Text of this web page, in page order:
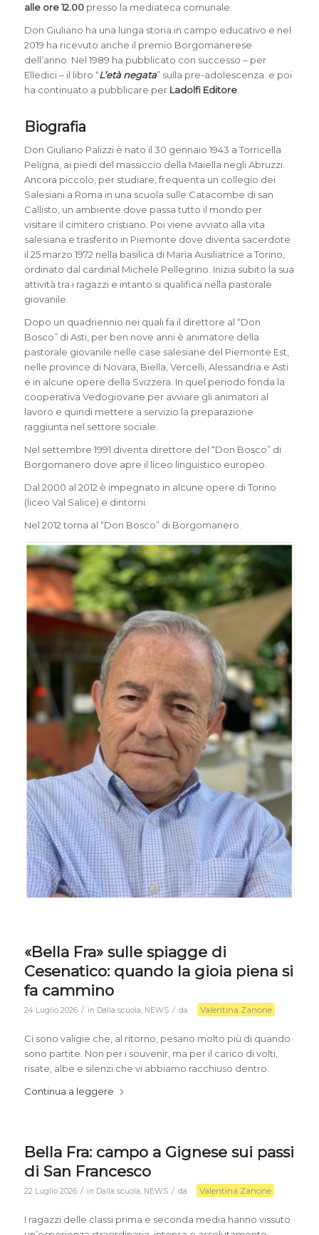
alle ore 12.00presso la mediateca comunale.
Don Giuliano ha una lunga storia in campo educativo e nel
2019 ha ricevuto anche il premio Borgomanerese
dell’anno. Nel 1989 ha pubblicato con successo – per
Elledici – il libro “L’età negata” sulla pre-adolescenza. e poi
ha continuato a pubblicare per Ladolfi Editore.
Biografia
Don Giuliano Palizzi è nato il 30 gennaio 1943 a Torricella
Peligna, ai piedi del massiccio della Maiella negli Abruzzi.
Ancora piccolo, per studiare, frequenta un collegio dei
Salesiani a Roma in una scuola sulle Catacombe di san
Callisto, un ambiente dove passa tutto il mondo per
visitare il cimitero cristiano. Poi viene avviato alla vita
salesiana e trasferito in Piemonte dove diventa sacerdote
il 25 marzo 1972 nella basilica di Maria Ausiliatrice a Torino,
ordinato dal cardinal Michele Pellegrino. Inizia subito la sua
attività tra i ragazzi e intanto si qualifica nella pastorale
giovanile.
Dopo un quadriennio nei quali fa il direttore al “Don
Bosco” di Asti, per ben nove anni è animatore della
pastorale giovanile nelle case salesiane del Piemonte Est,
nelle province di Novara, Biella, Vercelli, Alessandria e Asti
e in alcune opere della Svizzera. In quel periodo fonda la
cooperativa Vedogiovane per avviare gli animatori al
lavoro e quindi mettere a servizio la preparazione
raggiunta nel settore sociale.
Nel settembre 1991 diventa direttore del “Don Bosco” di
Borgomanero dove apre il liceo linguistico europeo.
Dal 2000 al 2012 è impegnato in alcune opere di Torino
(liceo Val Salice) e dintorni.
Nel 2012 torna al “Don Bosco” di Borgomanero.
«Bella Fra» sulle spiagge di
Cesenatico: quando la gioia piena si
fa cammino
24 Luglio 2026 / in Dalla scuola, NEWS / da Valentina Zanone
Ci sono valigie che, al ritorno, pesano molto più di quando
sono partite. Non per i souvenir, ma per il carico di volti,
risate, albe e silenzi che vi abbiamo racchiuso dentro.
Continua a leggere
Bella Fra: campo a Gignese sui passi
di San Francesco
22 Luglio 2026 / in Dalla scuola, NEWS / da Valentina Zanone
I ragazzi delle classi prima e seconda media hanno vissuto